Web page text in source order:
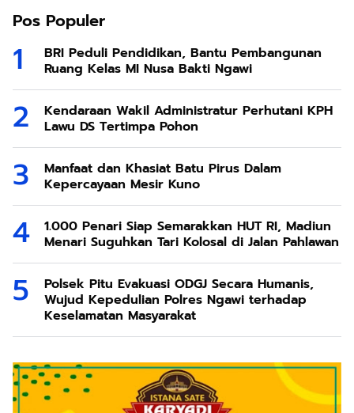
Pos Populer
BRI Peduli Pendidikan, Bantu Pembangunan
Ruang Kelas MI Nusa Bakti Ngawi
Kendaraan Wakil Administratur Perhutani KPH
Lawu DS Tertimpa Pohon
Manfaat dan Khasiat Batu Pirus Dalam
Kepercayaan Mesir Kuno
1.000 Penari Siap Semarakkan HUT RI, Madiun
Menari Suguhkan Tari Kolosal di Jalan Pahlawan
Polsek Pitu Evakuasi ODGJ Secara Humanis,
Wujud Kepedulian Polres Ngawi terhadap
Keselamatan Masyarakat